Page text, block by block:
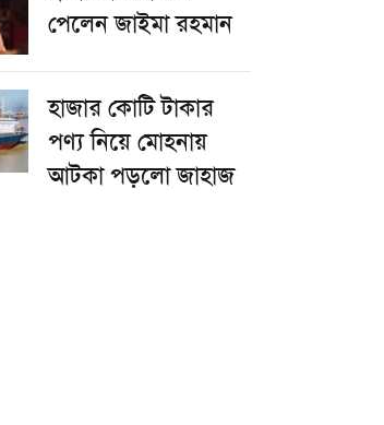
পেলেন জাইমা রহমান
হাজার কোটি টাকার
পণ্য নিয়ে মোহনায়
আটকা পড়লো জাহাজ